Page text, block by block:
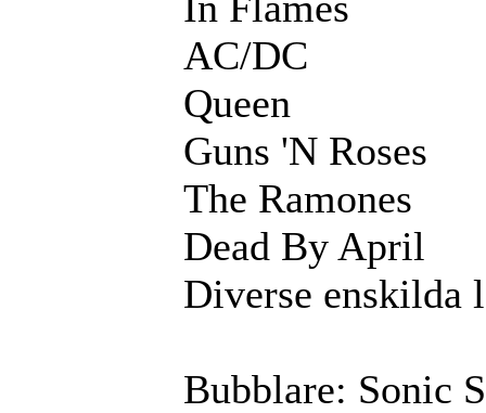
AC/DC
Queen
Guns 'N Roses
The Ramones
Dead By April
Diverse enskilda
Bubblare: Sonic